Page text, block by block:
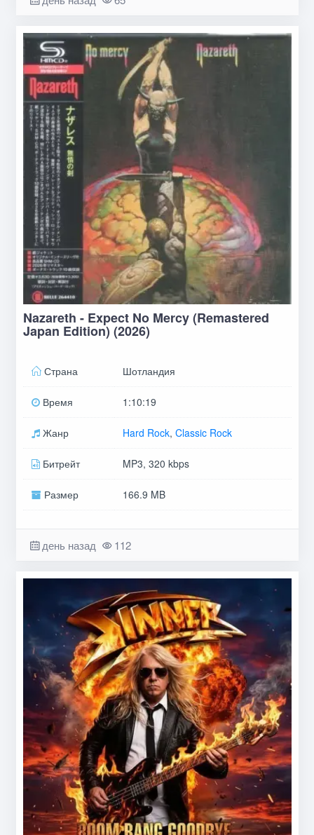
Nazareth - Expect No Mercy (Remastered
Japan Edition) (2026)
Страна Шотландия
Время 1:10:19
Жанр Hard Rock, Classic Rock
Битрейт MP3, 320 kbps
Размер 166.9 MB
день назад 112